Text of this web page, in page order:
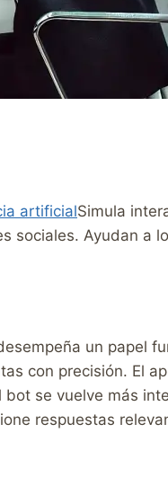
artificialSimula
sociales. Ayudan a
un papel
con precisión. El
se vuelve más
respuestas